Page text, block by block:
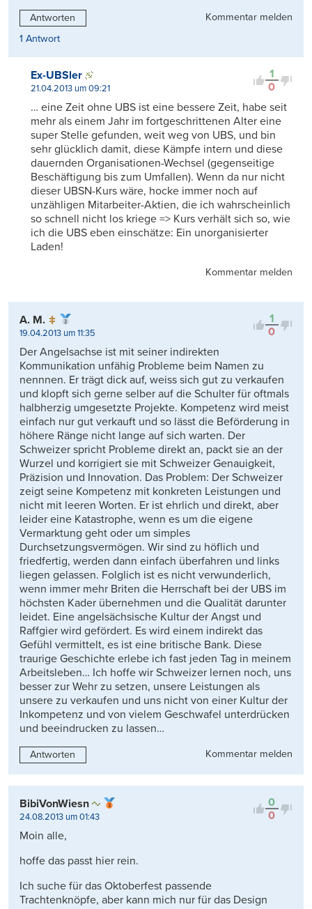
Antworten
Kommentar melden
1 Antwort
1
0
Ex-UBSler
21.04.2013 um 09:21
… eine Zeit ohne UBS ist eine bessere Zeit, habe seit
mehr als einem Jahr im fortgeschrittenen Alter eine
super Stelle gefunden, weit weg von UBS, und bin
sehr glücklich damit, diese Kämpfe intern und diese
dauernden Organisationen-Wechsel (gegenseitige
Beschäftigung bis zum Umfallen). Wenn da nur nicht
dieser UBSN-Kurs wäre, hocke immer noch auf
unzähligen Mitarbeiter-Aktien, die ich wahrscheinlich
so schnell nicht los kriege => Kurs verhält sich so, wie
ich die UBS eben einschätze: Ein unorganisierter
Laden!
Kommentar melden
1
0
A. M.
19.04.2013 um 11:35
Der Angelsachse ist mit seiner indirekten
Kommunikation unfähig Probleme beim Namen zu
nennnen. Er trägt dick auf, weiss sich gut zu verkaufen
und klopft sich gerne selber auf die Schulter für oftmals
halbherzig umgesetzte Projekte. Kompetenz wird meist
einfach nur gut verkauft und so lässt die Beförderung in
höhere Ränge nicht lange auf sich warten. Der
Schweizer spricht Probleme direkt an, packt sie an der
Wurzel und korrigiert sie mit Schweizer Genauigkeit,
Präzision und Innovation. Das Problem: Der Schweizer
zeigt seine Kompetenz mit konkreten Leistungen und
nicht mit leeren Worten. Er ist ehrlich und direkt, aber
leider eine Katastrophe, wenn es um die eigene
Vermarktung geht oder um simples
Durchsetzungsvermögen. Wir sind zu höflich und
friedfertig, werden dann einfach überfahren und links
liegen gelassen. Folglich ist es nicht verwunderlich,
wenn immer mehr Briten die Herrschaft bei der UBS im
höchsten Kader übernehmen und die Qualität darunter
leidet. Eine angelsächsische Kultur der Angst und
Raffgier wird gefördert. Es wird einem indirekt das
Gefühl vermittelt, es ist eine britische Bank. Diese
traurige Geschichte erlebe ich fast jeden Tag in meinem
Arbeitsleben… Ich hoffe wir Schweizer lernen noch, uns
besser zur Wehr zu setzen, unsere Leistungen als
unsere zu verkaufen und uns nicht von einer Kultur der
Inkompetenz und von vielem Geschwafel unterdrücken
und beeindrucken zu lassen…
Antworten Kommentar melden
0
0
BibiVonWiesn
24.08.2013 um 01:43
Moin alle,
hoffe das passt hier rein.
Ich suche für das Oktoberfest passende
Trachtenknöpfe, aber kann mich nur für das Design